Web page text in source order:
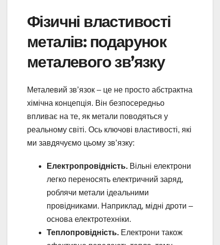
Фізичні властивості
металів: подарунок
металевого зв’язку
Металевий зв’язок – це не просто абстрактна
хімічна концепція. Він безпосередньо
впливає на те, як метали поводяться у
реальному світі. Ось ключові властивості, які
ми завдячуємо цьому зв’язку:
Електропровідність. Вільні електрони
легко переносять електричний заряд,
роблячи метали ідеальними
провідниками. Наприклад, мідні дроти –
основа електротехніки.
Теплопровідність. Електрони також